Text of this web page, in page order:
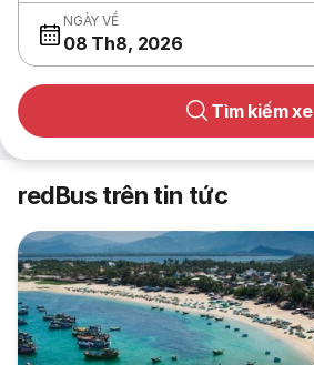
NGÀY VỀ
08 Th8, 2026
Tìm kiếm xe
redBus trên tin tức